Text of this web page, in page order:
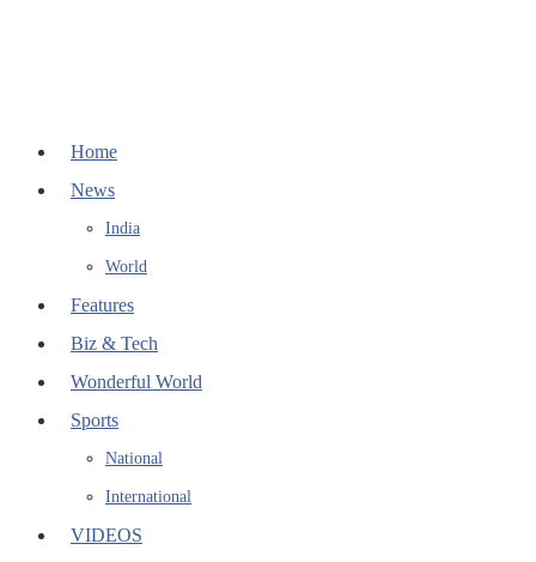
Home
News
India
World
Features
Biz & Tech
Wonderful World
Sports
National
International
VIDEOS